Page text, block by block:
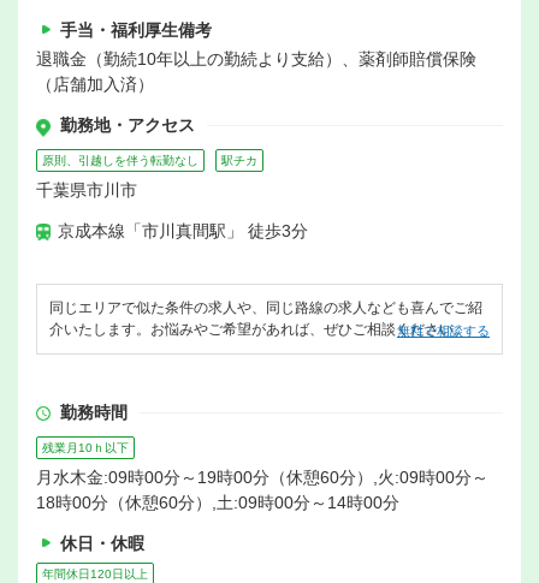
手当・福利厚生備考
退職金（勤続10年以上の勤続より支給）、薬剤師賠償保険
（店舗加入済）
勤務地・アクセス
原則、引越しを伴う転勤なし 駅チカ
千葉県市川市
京成本線「市川真間駅」 徒歩3分
同じエリアで似た条件の求人や、同じ路線の求人なども喜んでご紹
介いたします。お悩みやご希望があれば、ぜひご相談ください。
無料で相談する
勤務時間
残業月10ｈ以下
月水木金:09時00分～19時00分（休憩60分）,火:09時00分～
18時00分（休憩60分）,土:09時00分～14時00分
休日・休暇
年間休日120日以上